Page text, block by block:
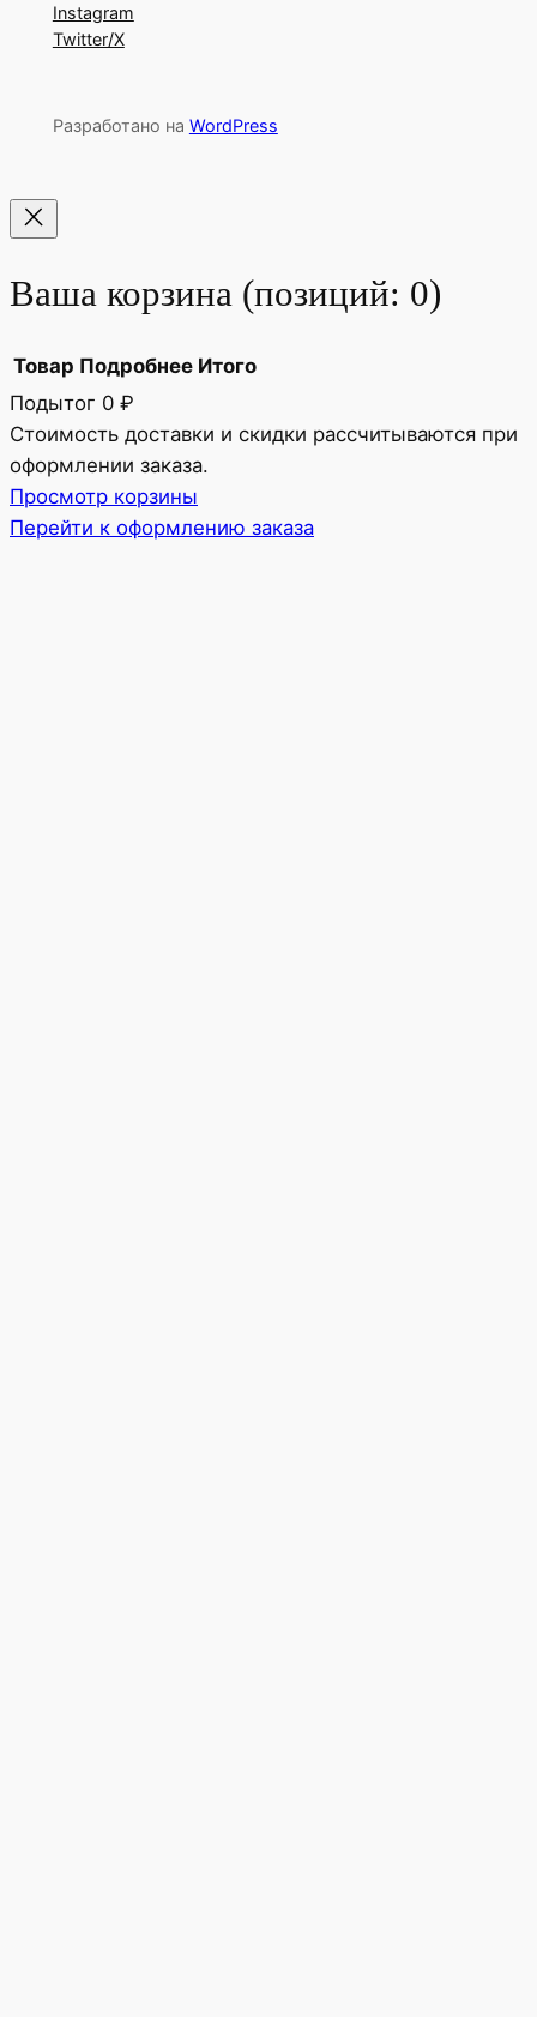
Instagram
Twitter/X
Разработано на WordPress
Ваша корзина (позиций: 0)
Товары
в
корзине
Товар Подробнее Итого
Подытог 0 ₽
Стоимость доставки и скидки рассчитываются при
оформлении заказа.
Просмотр корзины
Перейти к оформлению заказа